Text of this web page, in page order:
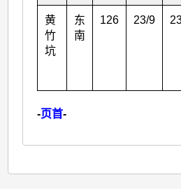
黄
竹
坑
东
南
126 23/9
-页首-